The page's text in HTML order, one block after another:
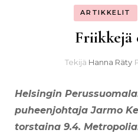
ARTIKKELIT
Friikkejä
Tekijä Hanna Räty
Helsingin
puheenjohtaja Jarmo
torstaina 9.4.